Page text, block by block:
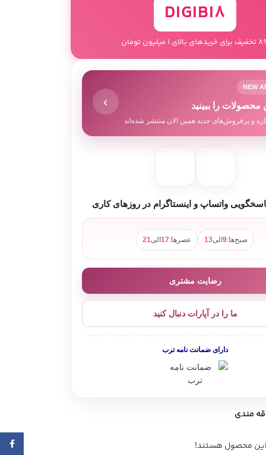
DIGIBI8
بالای 1 میلیون تومان
NEW
محصولات را ببینید
و پرفروش‌های جدید همین الان منتشر شده‌اند
›
واتساپ و اینستاگرام در روزهای کاری
صبح‌ها:9 الی13 عصرها:17 الی21
رضایت مشتری
ما را در آپارات دنبال کنید
دارای ضمانت نامه ترب
مندی
این محصول هستند!